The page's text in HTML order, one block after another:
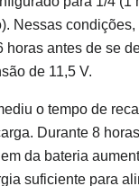
Nessas condições,
horas antes de se
de 11,5 V.
o tempo de
Durante 8
da bateria
suficiente para